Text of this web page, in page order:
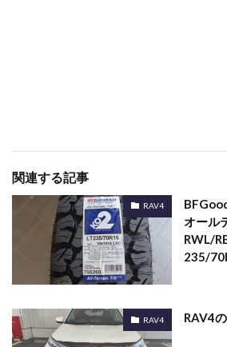
関連する記事
RAV4
オール
RWL/
235/
RAV4 RAV4